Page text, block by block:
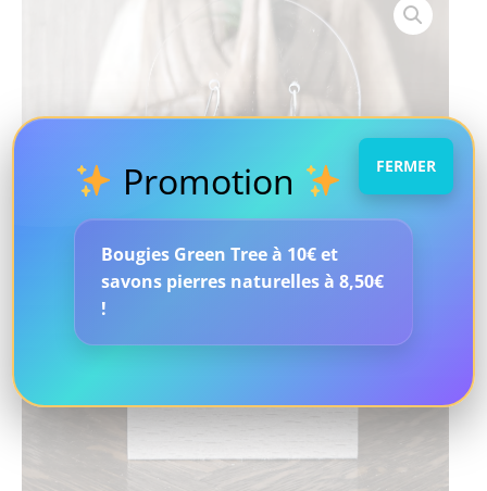
Promotion
Bougies Green Tree à 10€ et
savons pierres naturelles à 8,50€
!
FERMER